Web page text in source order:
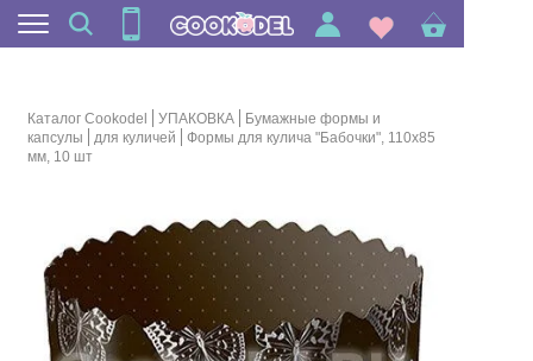
Каталог Cookodel УПАКОВКА
Бумажные формы и
капсулы
для куличей
Формы для кулича "Бабочки", 110х85
мм, 10 шт